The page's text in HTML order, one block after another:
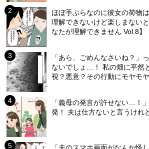
ほぼ手ぶらなのに彼女の荷物
理解できないけど楽しまない
なたが理解できません Vol.8】
「あら、ごめんなさいね？」
ないでしょ…！ 私の畑に平然
視？悪意？その行動にモヤモ
「義母の発言が許せない…！
発！ 夫は仕方ないと言うけれ